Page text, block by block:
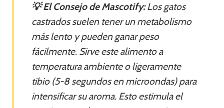
💡 El Consejo de Mascotify:Los gatos
castrados suelen tener un metabolismo
más lento y pueden ganar peso
fácilmente. Sirve este alimento a
temperatura ambiente o ligeramente
tibio (5-8 segundos en microondas) para
intensificar su aroma. Esto estimula el